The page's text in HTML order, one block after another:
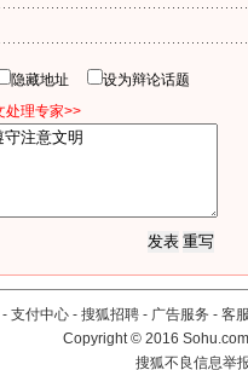
隐藏地址
设为辩论话题
处理专家>>
- 支付中心 - 搜狐招聘 - 广告服务 - 客
Copyright©2016
搜狐不良信息举